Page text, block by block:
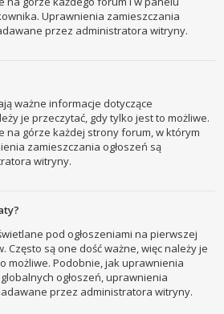
Uprawnienia zamieszczania
przez administratora witryny.
ważne informacje dotyczące
je przeczytać, gdy tylko jest to możliwe.
na górze każdej strony forum, w którym
zamieszczania ogłoszeń są
witryny.
pod ogłoszeniami na pierwszej
Często są one dość ważne, więc należy je
możliwe. Podobnie, jak uprawnienia
ogłoszeń, uprawnienia
przez administratora witryny.